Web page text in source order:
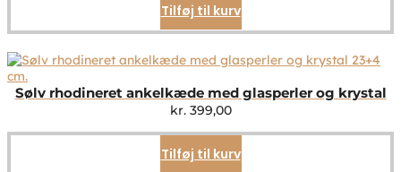
Tilføj til kurv
Sølv rhodineret ankelkæde med glasperler og krystal
kr.399,00
Tilføj til kurv